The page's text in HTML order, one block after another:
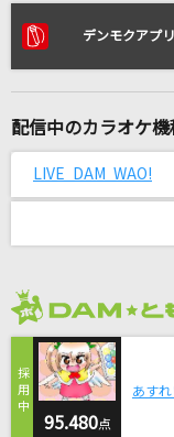
風になる
つじあやの
[生音]元気を出
竹内まりや
青春病
藤井 風
にじさんじ
ひまわりの約束
秦 基博
[生音]水平線
デンモクアプ
配信中のカラオケ機
LIVE DAM WAO!
95.480点
あす